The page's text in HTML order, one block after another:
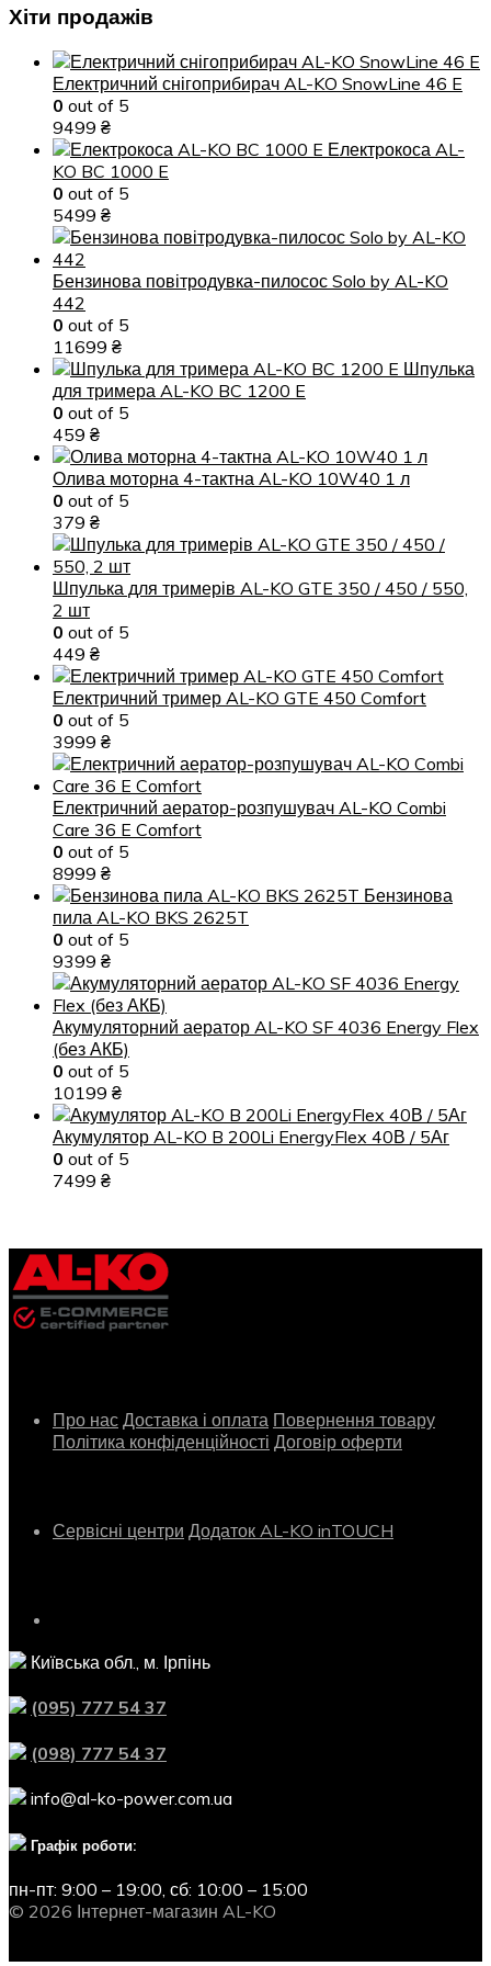
Хіти продажів
Електричний снігоприбирач AL-KO SnowLine 46 E
0 out of 5
9499 ₴
Електрокоса AL-
KO BC 1000 E
0 out of 5
5499 ₴
Бензинова повітродувка-пилосос Solo by AL-KO
442
0 out of 5
11699 ₴
Шпулька
для тримера AL-KO BC 1200 E
0 out of 5
459 ₴
Олива моторна 4-тактна AL-KO 10W40 1 л
0 out of 5
379 ₴
Шпулька для тримерів AL-KO GTE 350 / 450 / 550,
2 шт
0 out of 5
449 ₴
Електричний тример AL-KO GTE 450 Comfort
0 out of 5
3999 ₴
Електричний аератор-розпушувач AL-KO Combi
Care 36 E Comfort
0 out of 5
8999 ₴
Бензинова
пила AL-KO BKS 2625T
0 out of 5
9399 ₴
Акумуляторний аератор AL-KO SF 4036 Energy Flex
(без АКБ)
0 out of 5
10199 ₴
Акумулятор AL-KO B 200Li EnergyFlex 40В / 5Аг
0 out of 5
7499 ₴
Про нас Доставка і оплата Повернення товару
Політика конфіденційності Договір оферти
Сервісні центри Додаток AL-KO inTOUCH
Київська обл., м. Ірпінь
(095) 777 54 37
(098) 777 54 37
info@al-ko-power.com.ua
Графік роботи:
пн-пт: 9:00 – 19:00, сб: 10:00 – 15:00
© 2026 Інтернет-магазин AL-KO